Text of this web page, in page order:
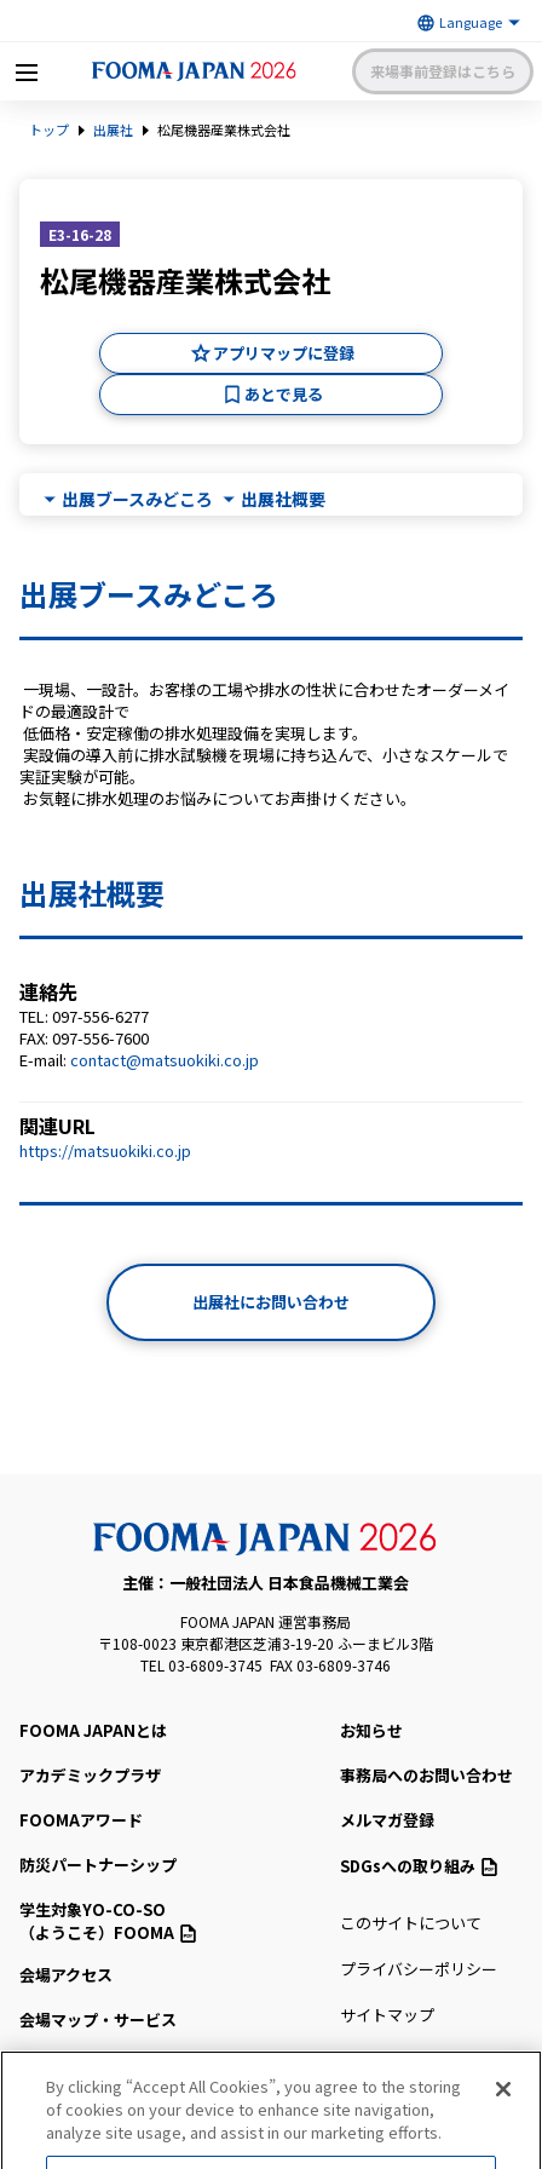
来場事前登録はこちら
級の食品製造総合展〜 | 一般社
日本食品機械工業会
日本語 English 簡体中文
トップ 出展社 松尾機器産業株式会社
E3-16-28
松尾機器産業株式会社
アプリマップに登録
あとで見る
出展ブースみどころ 出展社概要
出展ブースみどころ
ドの最適設計で
低価格・安定稼働の排水処理設備を実現します。
実証実験が可能。
お気軽に排水処理のお悩みについてお声掛けください。
出展社概要
連絡先
TEL: 097-556-6277
FAX: 097-556-7600
E-mail: contact@matsuokiki.co.jp
関連URL
https://matsuokiki.co.jp
出展社にお問い合わせ
主催：一般社団法人 日本食品機械工業会
FOOMA JAPAN 運営事務局
〒108-0023 東京都港区芝浦3-19-20 ふーまビル3階
TEL 03-6809-3745 FAX 03-6809-3746
FOOMA JAPANとは
アカデミックプラザ
FOOMAアワード
防災パートナーシップ
学生対象YO-CO-SO
（ようこそ）FOOMA
会場アクセス
会場マップ・サービス
セミナー・シンポジウム
プレスルーム
お知らせ
事務局へのお問い合わせ
メルマガ登録
SDGsへの取り組み
このサイトについて
プライバシーポリシー
サイトマップ
By clicking “Accept All Cookies”, you agree to the storing
of cookies on your device to enhance site navigation,
analyze site usage, and assist in our marketing efforts.